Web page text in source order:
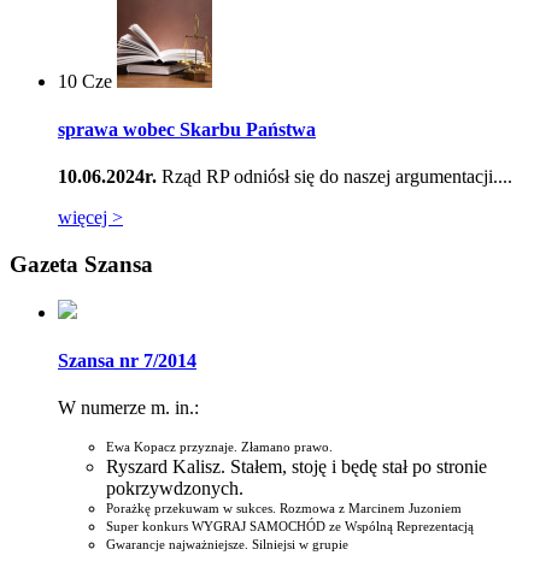
10 Cze
sprawa wobec Skarbu Państwa
10.06.2024r. Rząd RP odniósł się do naszej argumentacji....
więcej >
Gazeta Szansa
Szansa nr 7/2014
W numerze m. in.:
Ewa Kopacz przyznaje. Złamano prawo.
Ryszard Kalisz. Stałem, stoję i będę stał po stronie
pokrzywdzonych.
Porażkę przekuwam w sukces. Rozmowa z Marcinem Juzoniem
Super konkurs WYGRAJ SAMOCHÓD ze Wspólną Reprezentacją
Gwarancje najważniejsze. Silniejsi w grupie